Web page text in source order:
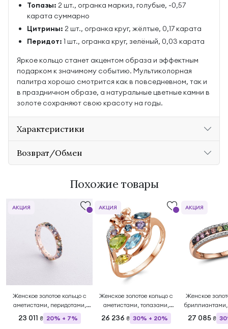
Топазы: 2 шт., огранка маркиз, голубые, ~0,57
карата суммарно
Цитрины: 2 шт., огранка круг, жёлтые, 0,17 карата
Перидот: 1 шт., огранка круг, зелёный, 0,03 карата
Яркое кольцо станет акцентом образа и эффектным
подарком к значимому событию. Мультиколорная
палитра хорошо смотрится как в повседневном, так и
в праздничном образе, а натуральные цветные камни в
золоте сохраняют свою красоту на годы.
Характеристики
Возврат/Обмен
Похожие товары
Женское золотое кольцо с
аметистами, перидотами,
цтринами и топазами
23 011 ₴ 20% + 7%
АКЦИЯ
Женское золотое кольцо с
аметистами, топазами,
перидотами, цитринами и
бриллиантами
26 236 ₴ 30% + 20%
АКЦИЯ
Женское
и
27 085 ₴
АКЦИЯ